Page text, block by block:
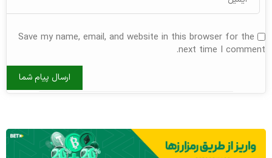
Save my name, email, and website in this browser for the
next time I comment.